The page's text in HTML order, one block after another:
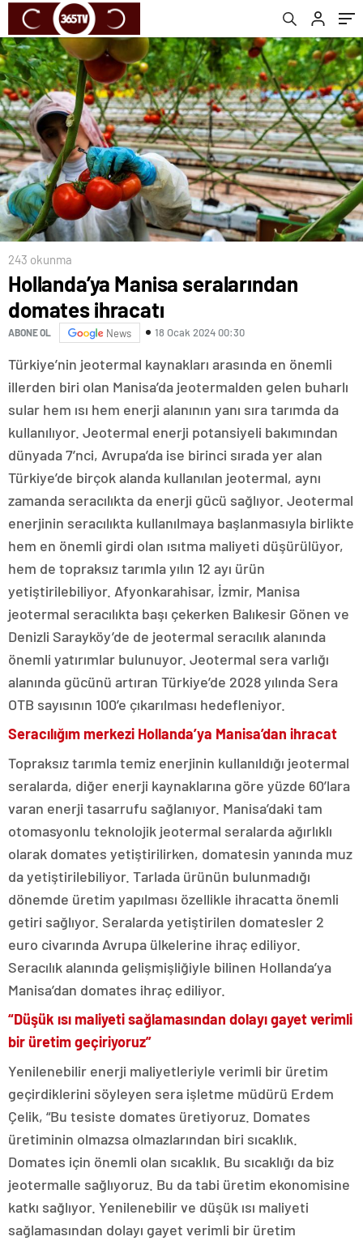
243 okunma
Hollanda’ya Manisa seralarından
domates ihracatı
ABONE OL News 18 Ocak 2024 00:30
Türkiye’nin jeotermal kaynakları arasında en önemli
illerden biri olan Manisa’da jeotermalden gelen buharlı
sular hem ısı hem enerji alanının yanı sıra tarımda da
kullanılıyor. Jeotermal enerji potansiyeli bakımından
dünyada 7’nci, Avrupa’da ise birinci sırada yer alan
Türkiye’de birçok alanda kullanılan jeotermal, aynı
zamanda seracılıkta da enerji gücü sağlıyor. Jeotermal
enerjinin seracılıkta kullanılmaya başlanmasıyla birlikte
hem en önemli girdi olan ısıtma maliyeti düşürülüyor,
hem de topraksız tarımla yılın 12 ayı ürün
yetiştirilebiliyor. Afyonkarahisar, İzmir, Manisa
jeotermal seracılıkta başı çekerken Balıkesir Gönen ve
Denizli Sarayköy’de de jeotermal seracılık alanında
önemli yatırımlar bulunuyor. Jeotermal sera varlığı
alanında gücünü artıran Türkiye’de 2028 yılında Sera
OTB sayısının 100’e çıkarılması hedefleniyor.
Seracılığım merkezi Hollanda’ya Manisa’dan ihracat
Topraksız tarımla temiz enerjinin kullanıldığı jeotermal
seralarda, diğer enerji kaynaklarına göre yüzde 60’lara
varan enerji tasarrufu sağlanıyor. Manisa’daki tam
otomasyonlu teknolojik jeotermal seralarda ağırlıklı
olarak domates yetiştirilirken, domatesin yanında muz
da yetiştirilebiliyor. Tarlada ürünün bulunmadığı
dönemde üretim yapılması özellikle ihracatta önemli
getiri sağlıyor. Seralarda yetiştirilen domatesler 2
euro civarında Avrupa ülkelerine ihraç ediliyor.
Seracılık alanında gelişmişliğiyle bilinen Hollanda’ya
Manisa’dan domates ihraç ediliyor.
“Düşük ısı maliyeti sağlamasından dolayı gayet verimli
bir üretim geçiriyoruz”
Yenilenebilir enerji maliyetleriyle verimli bir üretim
geçirdiklerini söyleyen sera işletme müdürü Erdem
Çelik, “Bu tesiste domates üretiyoruz. Domates
üretiminin olmazsa olmazlarından biri sıcaklık.
Domates için önemli olan sıcaklık. Bu sıcaklığı da biz
jeotermalle sağlıyoruz. Bu da tabi üretim ekonomisine
katkı sağlıyor. Yenilenebilir ve düşük ısı maliyeti
sağlamasından dolayı gayet verimli bir üretim